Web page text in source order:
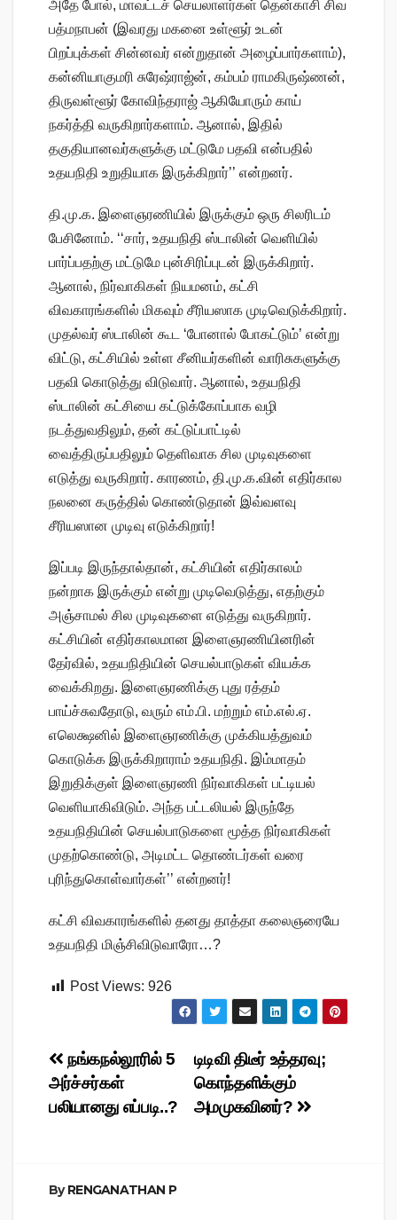
அதே போல், மாவட்டச் செயலாளர்கள் தென்காசி சிவ
பத்மநாபன் (இவரது மகனை உள்ளூர் உடன்
பிறப்புக்கள் சின்னவர் என்றுதான் அழைப்பார்களாம்),
கன்னியாகுமரி சுரேஷ்ராஜ்ன், கம்பம் ராமகிருஷ்ணன்,
திருவள்ளூர் கோவிந்தராஜ் ஆகியோரும் காய்
நகர்த்தி வருகிறார்களாம். ஆனால், இதில்
தகுதியானவர்களுக்கு மட்டுமே பதவி என்பதில்
உதயநிதி உறுதியாக இருக்கிறார்’’ என்றனர்.
தி.மு.க. இளைஞரணியில் இருக்கும் ஒரு சிலரிடம்
பேசினோம். ‘‘சார், உதயநிதி ஸ்டாலின் வெளியில்
பார்ப்பதற்கு மட்டுமே புன்சிரிப்புடன் இருக்கிறார்.
ஆனால், நிர்வாகிகள் நியமனம், கட்சி
விவகாரங்களில் மிகவும் சீரியஸாக முடிவெடுக்கிறார்.
முதல்வர் ஸ்டாலின் கூட ‘போனால் போகட்டும்’ என்று
விட்டு, கட்சியில் உள்ள சீனியர்களின் வாரிசுகளுக்கு
பதவி கொடுத்து விடுவார். ஆனால், உதயநிதி
ஸ்டாலின் கட்சியை கட்டுக்கோப்பாக வழி
நடத்துவதிலும், தன் கட்டுப்பாட்டில்
வைத்திருப்பதிலும் தெளிவாக சில முடிவுகளை
எடுத்து வருகிறார். காரணம், தி.மு.க.வின் எதிர்கால
நலனை கருத்தில் கொண்டுதான் இவ்வளவு
சீரியஸான முடிவு எடுக்கிறார்!
இப்படி இருந்தால்தான், கட்சியின் எதிர்காலம்
நன்றாக இருக்கும் என்று முடிவெடுத்து, எதற்கும்
அஞ்சாமல் சில முடிவுகளை எடுத்து வருகிறார்.
கட்சியின் எதிர்காலமான இளைஞரணியினரின்
தேர்வில், உதயநிதியின் செயல்பாடுகள் வியக்க
வைக்கிறது. இளைஞரணிக்கு புது ரத்தம்
பாய்ச்சுவதோடு, வரும் எம்.பி. மற்றும் எம்.எல்.ஏ.
எலெக்ஷனில் இளைஞரணிக்கு முக்கியத்துவம்
கொடுக்க இருக்கிறாராம் உதயநிதி. இம்மாதம்
இறுதிக்குள் இளைஞரணி நிர்வாகிகள் பட்டியல்
வெளியாகிவிடும். அந்த பட்டலியல் இருந்தே
உதயநிதியின் செயல்பாடுகளை மூத்த நிர்வாகிகள்
முதற்கொண்டு, அடிமட்ட தொண்டர்கள் வரை
புரிந்துகொள்வார்கள்’’ என்றனர்!
கட்சி விவகாரங்களில் தனது தாத்தா கலைஞரையே
உதயநிதி மிஞ்சிவிடுவாரோ…?
Post Views: 926
Post
navigation
டிடிவி திடீர் உத்தரவு;
கொந்தளிக்கும்
அமமுகவினர்?
நங்கநல்லூரில் 5
அர்ச்சர்கள்
பலியானது எப்படி..?
ByRENGANATHAN P